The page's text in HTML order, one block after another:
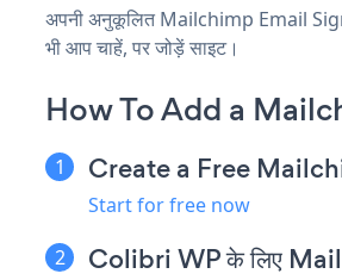
अपनी अनुकूलित Mailchimp Email
भी आप चाहें, पर जोड़ें साइट।
How To Add a
Create a Free
Start for free now
Colibri WP के लिए